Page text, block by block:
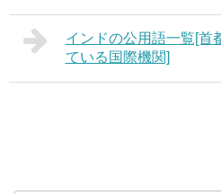
インドの公用語一覧[首
ている国際機関]